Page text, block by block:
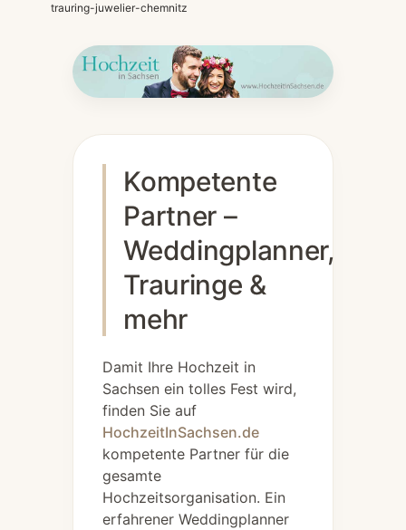
trauring-juwelier-chemnitz
Kompetente
Partner –
Weddingplanner,
Trauringe &
mehr
Damit Ihre Hochzeit in
Sachsen ein tolles Fest wird,
finden Sie auf
HochzeitInSachsen.de
kompetente Partner für die
gesamte
Hochzeitsorganisation. Ein
erfahrener Weddingplanner